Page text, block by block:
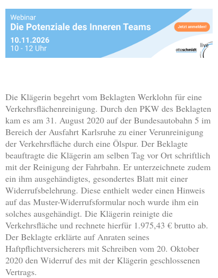
Die Klägerin begehrt vom Beklagten Werklohn für eine
Verkehrsflächenreinigung. Durch den PKW des Beklagten
kam es am 31. August 2020 auf der Bundesautobahn 5 im
Bereich der Ausfahrt Karlsruhe zu einer Verunreinigung
der Verkehrsfläche durch eine Ölspur. Der Beklagte
beauftragte die Klägerin am selben Tag vor Ort schriftlich
mit der Reinigung der Fahrbahn. Er unterzeichnete zudem
ein ihm ausgehändigtes, gesondertes Blatt mit einer
Widerrufsbelehrung. Diese enthielt weder einen Hinweis
auf das Muster-Widerrufsformular noch wurde ihm ein
solches ausgehändigt. Die Klägerin reinigte die
Verkehrsfläche und rechnete hierfür 1.975,43 € brutto ab.
Der Beklagte erklärte auf Anraten seines
Haftpflichtversicherers mit Schreiben vom 20. Oktober
2020 den Widerruf des mit der Klägerin geschlossenen
Vertrags.